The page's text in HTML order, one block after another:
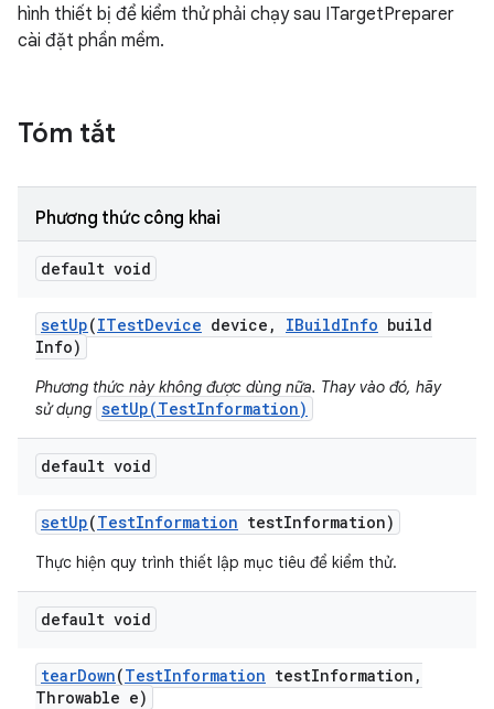
hình thiết bị để kiểm thử phải chạy sau ITargetPreparer
cài đặt phần mềm.
Tóm tắt
Phương thức công khai
default void
setUp(ITestDevice device , IBuildInfo build
Info)
Phương thức này không được dùng nữa. Thay vào đó, hãy
sử dụng setUp(TestInformation)
default void
setUp(TestInformation testInformation)
Thực hiện quy trình thiết lập mục tiêu để kiểm thử.
default void
tearDown(TestInformation testInformation ,
Throwable e)